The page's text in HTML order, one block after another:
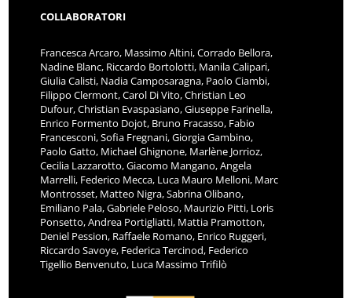
COLLABORATORI
Francesca Arcaro, Massimo Altini, Corrado Bellora,
Nadine Blanc, Riccardo Bortolotti, Manila Calipari,
Giulia Calisti, Nadia Camposaragna, Paolo Ciambi,
Filippo Clermont, Carol Di Vito, Christian Leo
Dufour, Christian Evaspasiano, Giuseppe Farinella,
Enrico Formento Dojot, Bruno Fracasso, Fabio
Francesconi, Sofia Fregnani, Giorgia Gambino,
Paolo Gatto, Michael Ghignone, Marlène Jorrioz,
Cecilia Lazzarotto, Giacomo Mangano, Angela
Marrelli, Federico Mecca, Luca Mauro Melloni, Marc
Montrosset, Matteo Nigra, Sabrina Olibano,
Emiliano Pala, Gabriele Peloso, Maurizio Pitti, Loris
Ponsetto, Andrea Portigliatti, Mattia Pramotton,
Deniel Pession, Raffaele Romano, Enrico Ruggeri,
Riccardo Savoye, Federica Tercinod, Federico
Tigellio Benvenuto, Luca Massimo Trifilò